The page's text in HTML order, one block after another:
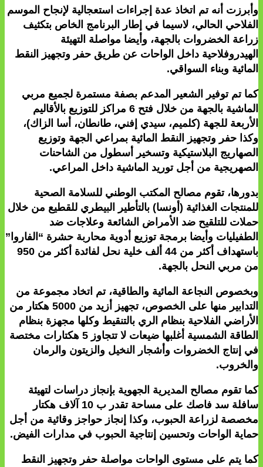
وأبرزت أنه تم اتخاذ عدة إجراءات استعجالية لإنجاح الموسم
الفلاحي الحالي، لاسيما في إطار البرنامج الخاص بتكثيف
زراعة الخضروات بالجهة، وأيضا مواصلة التهيئة
الهيدروفلاحية داخل الواحات عن طريق حفر وتجهيز النقط
المائية وبناء السواقي.
كما تم توفير الشعير المدعم بصفة مستمرة لجميع مربي
الماشية بالجهة من خلال فتح 6 مراكز للتوزيع بالأقاليم
الأربعة للجهة (كلميم، سيدي إفني، طانطان، أسا الزاك)،
وكذا حفر وتجهيز النقط المائية بمراعي الجهة وتوزيع
الصهاريج البلاستيكية وتسخير أسطول من الشاحنات
الصهريجية من أجل توريد الماشية داخل المراعي.
بدورها، تقوم مصالح المكتب الوطني للسلامة الصحية
للمنتجات الغذائية (أونسا) بالتأطير البيطري للقطيع من خلال
حملات للتلقيح ضد الأمراض الشائعة وعلاجات ضد
الطفيليات وأيضا برمجة توزيع أدوية محاربة حشرة “الفاروا”
باستهداف أكثر من 44 ألف خلية نحل لفائدة أكثر من 950
من مربي النحل بالجهة.
وبخصوص النجاعة المائية والطاقية، تم اتخاد مجموعة من
التدابير منها على الخصوص، تجهيز أزيد من 5000 هكتار من
الأراضي الفلاحية بنظام الري بالتنقيط وكلها مجهزة بنظام
الطاقة الشمسية أغلبها ضيعات لا تتجاوز 5 هكتارات مختصة
في إنتاج الخضروات وأشجار النخيل والزيتون والرمان
والخروب.
كما تقوم مصالح المديرية الجهوية بإنجاز دراسات لتهيئة
سافلة سد فاصك على مساحة تقدر ب 10 آلاف هكتار
مخصصة لزراعة الحبوب، وكذا إنجاز حواجز وقائية من أجل
حماية الواحات وتحسين إنتاجية الحبوب في مدارات الفيض.
كما يتم على مستوى الواحات مواصلة حفر وتجهيز النقط